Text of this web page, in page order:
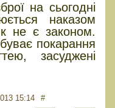
на сьогодні
наказом
не є законом.
покарання
засуджені
15:14 #